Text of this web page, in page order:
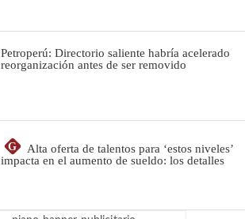
Petroperú: Directorio saliente habría acelerado
reorganización antes de ser removido
G
Alta oferta de talentos para ‘estos niveles’
impacta en el aumento de sueldo: los detalles